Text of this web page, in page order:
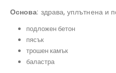
Основа: здрава, уплътнена и
подложен бетон
пясък
трошен камък
баластра